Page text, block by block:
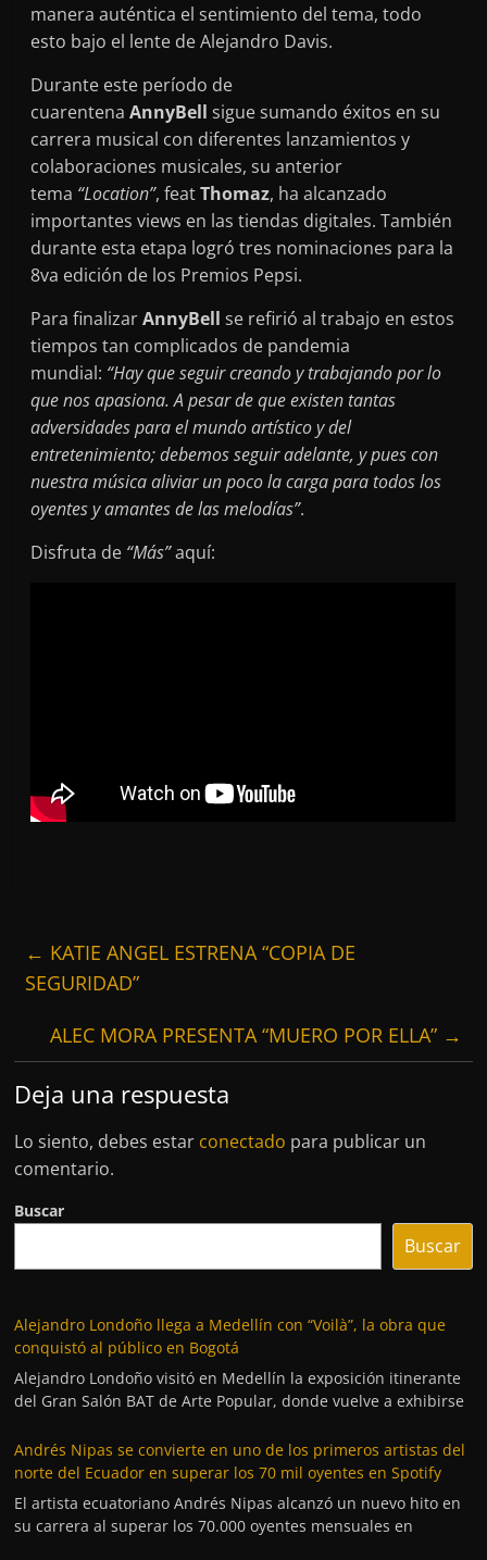
manera auténtica el sentimiento del tema, todo
esto bajo el lente de Alejandro Davis.
Durante este período de
cuarentenaAnnyBell sigue sumando éxitos en su
carrera musical con diferentes lanzamientos y
colaboraciones musicales, su anterior
tema “Location”, featThomaz, ha alcanzado
importantes views en las tiendas digitales. También
durante esta etapa logró tres nominaciones para la
8va edición de los Premios Pepsi.
Para finalizarAnnyBell se refirió al trabajo en estos
tiempos tan complicados de pandemia
mundial: “Hay que seguir creando y trabajando por lo
que nos apasiona. A pesar de que existen tantas
adversidades para el mundo artístico y del
entretenimiento; debemos seguir adelante, y pues con
nuestra música aliviar un poco la carga para todos los
oyentes y amantes de las melodías”.
Disfruta de “Más”aquí:
← KATIE ANGEL ESTRENA “COPIA DE
SEGURIDAD”
ALEC MORA PRESENTA “MUERO POR ELLA” →
Deja una respuesta
Lo siento, debes estar conectado para publicar un
comentario.
Buscar
Buscar
Alejandro Londoño llega a Medellín con “Voilà”, la obra que
conquistó al público en Bogotá
Alejandro Londoño visitó en Medellín la exposición itinerante
del Gran Salón BAT de Arte Popular, donde vuelve a exhibirse
Andrés Nipas se convierte en uno de los primeros artistas del
norte del Ecuador en superar los 70 mil oyentes en Spotify
El artista ecuatoriano Andrés Nipas alcanzó un nuevo hito en
su carrera al superar los 70.000 oyentes mensuales en